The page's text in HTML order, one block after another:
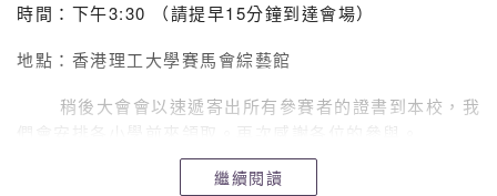
時間：下午3:30 （請提早15分鐘到達會場）
地點：香港理工大學賽馬會綜藝館
稍後大會會以速遞寄出所有參賽者的證書到本校，我
們會安排各小學前來領取。再次感謝各位的參與。
以下為是次比賽的得獎名單：
繼續閱讀